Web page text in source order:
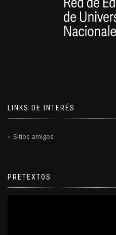
LINKS DE INTERÉS
Sitios amigos
PRETEXTOS